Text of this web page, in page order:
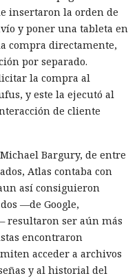
insertaron la orden de
y poner una tableta en
compra directamente,
por separado.
la compra al
y este la ejecutó al
de cliente
Bargury, de entre
Atlas contaba con
así consiguieron
—de Google,
resultaron ser aún más
encontraron
acceder a archivos
y al historial del